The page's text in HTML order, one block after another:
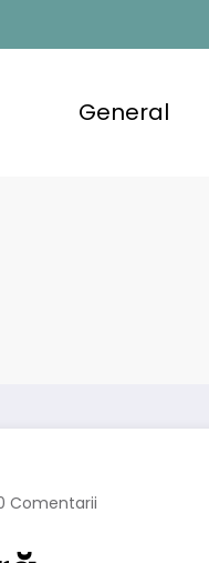
General
Comentarii